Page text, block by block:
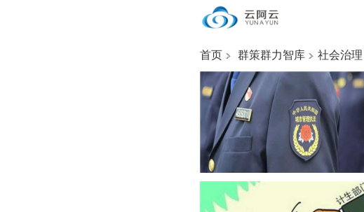
首页 群策群力智库 社会治理